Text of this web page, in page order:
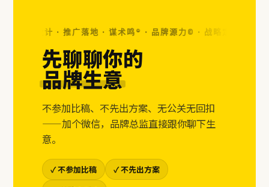
视觉设计 · 推广落地 · 谋术鸣® · 品牌源力© · 战略定位 · 视觉
先聊聊你的
品牌生意
不参加比稿、不先出方案、无公关无回扣
——加个微信，品牌总监直接跟你聊下生
意。
✓ 不参加比稿
✓ 不先出方案